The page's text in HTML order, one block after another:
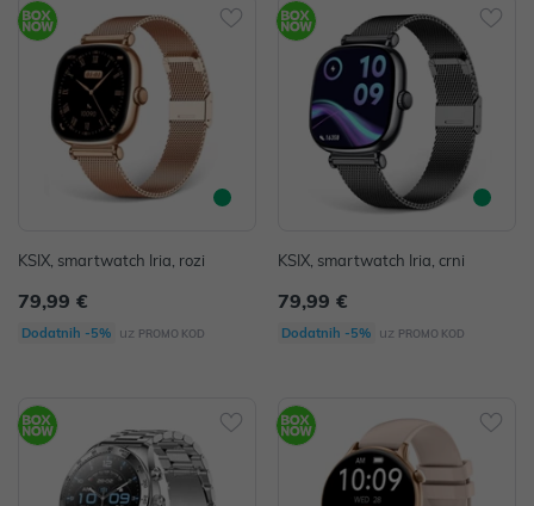
KSIX, smartwatch Iria, rozi
79,99 €
Dodatnih -5% uz PROMO KOD
KSIX, smartwatch Iria, crni
79,99 €
Dodatnih -5% uz PROMO KOD